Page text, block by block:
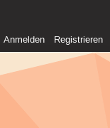
Anmelden Registrieren